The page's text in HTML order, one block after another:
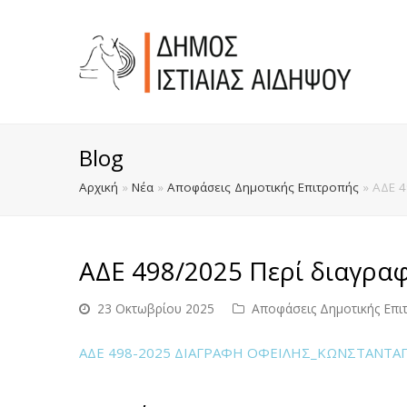
Blog
Αρχική » Νέα » Αποφάσεις Δημοτικής Επιτροπής » ΑΔΕ
ΑΔΕ 498/2025 Περί
23 Οκτωβρίου 2025 Αποφάσεις Δημοτικής
ΑΔΕ 498-2025 ΔΙΑΓΡΑΦΗ